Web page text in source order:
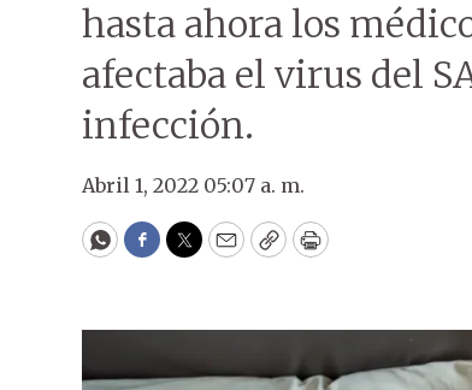
hasta ahora los
afectaba el virus del
infección.
Abril 1, 2022 05:07 a. m.
WhatsApp
Facebook
Twitter
EmailCopyPrint